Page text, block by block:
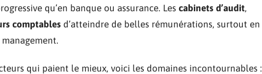
qu’en banque ou assurance. Les cabinets d’audit,
comptables d’atteindre de belles rémunérations, surtout en
qui paient le mieux, voici les domaines incontournables :